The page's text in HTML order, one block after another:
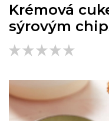
Krémová
sýrovým